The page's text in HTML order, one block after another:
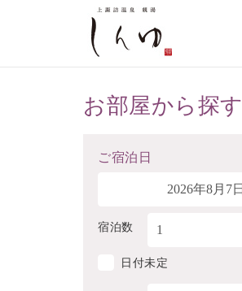
お部屋から探す
ご宿泊日
宿泊数
日付未定